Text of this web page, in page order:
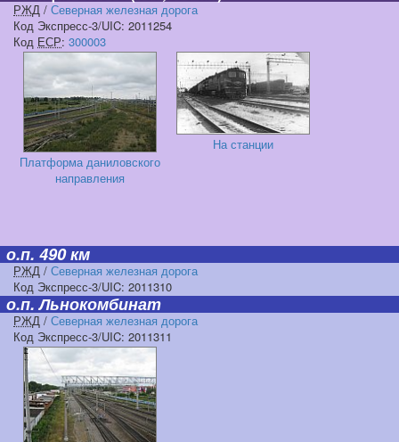
РЖД / Северная железная дорога
Код Экспресс-3/UIC: 2011254
Код ЕСР: 300003
Платформа даниловского
направления
На станции
о.п. 490 км
РЖД / Северная железная дорога
Код Экспресс-3/UIC: 2011310
о.п. Льнокомбинат
РЖД / Северная железная дорога
Код Экспресс-3/UIC: 2011311